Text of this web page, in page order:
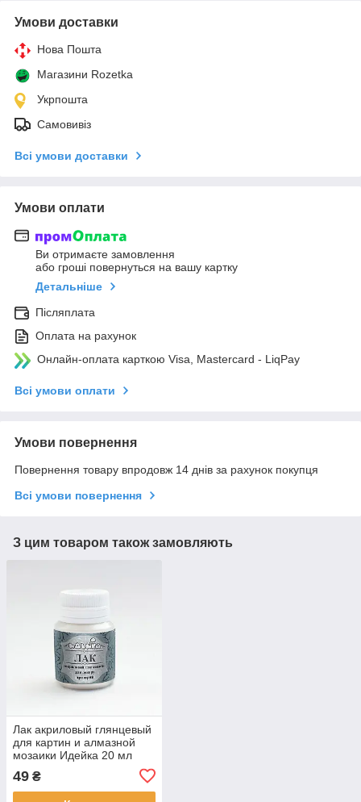
Умови доставки
Нова Пошта
Магазини Rozetka
Укрпошта
Самовивіз
Всі умови доставки
Умови оплати
Ви отримаєте замовлення
або гроші повернуться на вашу картку
Детальніше
Післяплата
Оплата на рахунок
Онлайн-оплата карткою Visa, Mastercard - LiqPay
Всі умови оплати
Умови повернення
Повернення товару впродовж 14 днів за рахунок покупця
Всі умови повернення
З цим товаром також замовляють
Лак акриловый глянцевый
для картин и алмазной
мозаики Идейка 20 мл
49 ₴